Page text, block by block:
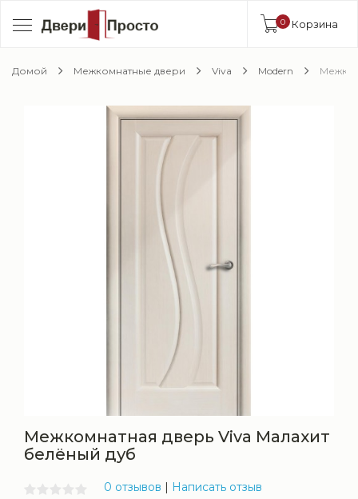
0 Корзина
Домой Межкомнатные двери Viva Modern
Межкомнатная дверь Viva Малахит
белёный дуб
0 отзывов | Написать отзыв